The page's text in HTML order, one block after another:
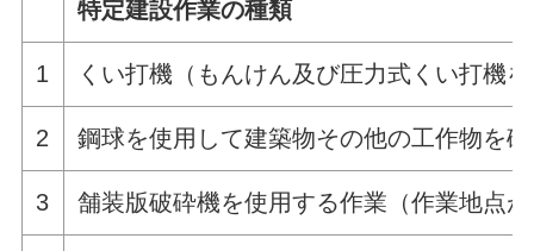
特定建設作業の種類
1 くい打機（もんけん及び圧力式くい打機
2 鋼球を使用して建築物その他の工作物を
3 舗装版破砕機を使用する作業（作業地点